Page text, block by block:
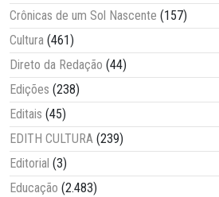
Crônicas de um Sol Nascente (157)
Cultura (461)
Direto da Redação (44)
Edições (238)
Editais (45)
EDITH CULTURA (239)
Editorial (3)
Educação (2.483)